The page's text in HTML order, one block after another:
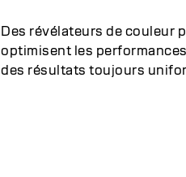
Des révélateurs de couleur
optimisent la performance
résultats uniformes et